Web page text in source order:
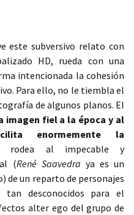
este subversivo relato con
HD, rueda con una
intencionada la cohesión
Para ello, no le tiembla el
de algunos planos. El
imagen fiel a la época y al
enormemente la
rodea al impecable y
(René Saavedra ya es un
de un reparto de personajes
tan desconocidos para el
alter ego del grupo de